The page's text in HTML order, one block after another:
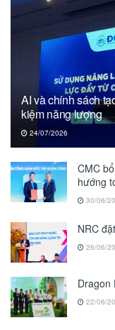
AI và chính sách
kiệm năng lượng
24/07/2026
CMC
hướng
30/06/
NRC
26/06/
Dragon
22/06/